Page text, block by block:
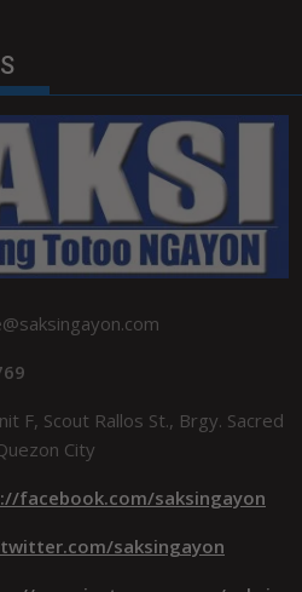
F, Scout Rallos St., Brgy. Sacred
City
facebook.com/saksingayon
saksingayon